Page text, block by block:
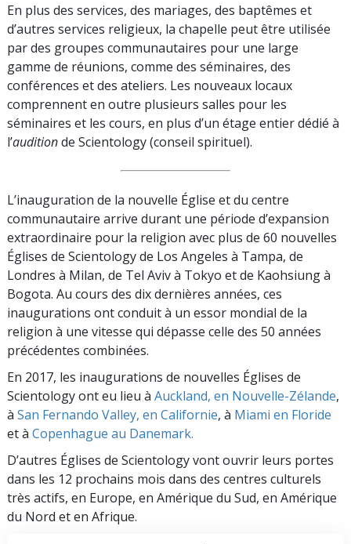
En plus des services, des mariages, des baptêmes et
d’autres services religieux, la chapelle peut être utilisée
par des groupes communautaires pour une large
gamme de réunions, comme des séminaires, des
conférences et des ateliers. Les nouveaux locaux
comprennent en outre plusieurs salles pour les
séminaires et les cours, en plus d’un étage entier dédié à
l’auditionde Scientology (conseil spirituel).
L’inauguration de la nouvelle Église et du centre
communautaire arrive durant une période d’expansion
extraordinaire pour la religion avec plus de 60 nouvelles
Églises de Scientology de Los Angeles à Tampa, de
Londres à Milan, de Tel Aviv à Tokyo et de Kaohsiung à
Bogota. Au cours des dix dernières années, ces
inaugurations ont conduit à un essor mondial de la
religion à une vitesse qui dépasse celle des 50 années
précédentes combinées.
En 2017, les inaugurations de nouvelles Églises de
Scientology ont eu lieu à Auckland, en Nouvelle-Zélande,
à San Fernando Valley, en Californie, à Miami en Floride
et à Copenhague au Danemark.
D’autres Églises de Scientology vont ouvrir leurs portes
dans les 12 prochains mois dans des centres culturels
très actifs, en Europe, en Amérique du Sud, en Amérique
du Nord et en Afrique.